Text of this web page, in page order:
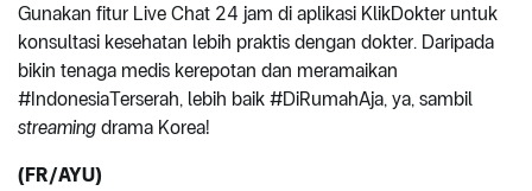
Gunakan fitur Live Chat 24 jam di aplikasi KlikDokter untuk
konsultasi kesehatan lebih praktis dengan dokter. Daripada
bikin tenaga medis kerepotan dan meramaikan
#IndonesiaTerserah, lebih baik #DiRumahAja, ya, sambil
streaming drama Korea!
(FR/AYU)